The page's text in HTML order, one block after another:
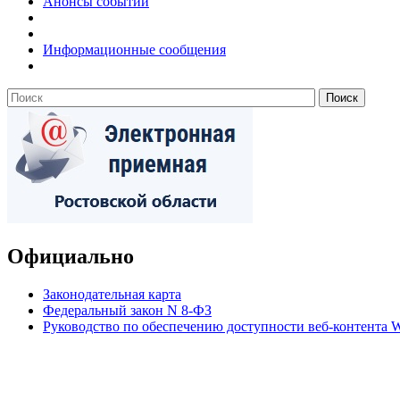
Информационные сообщения
Официально
Законодательная карта
Федеральный закон N 8-ФЗ
Руководство по обеспечению доступности веб-контента